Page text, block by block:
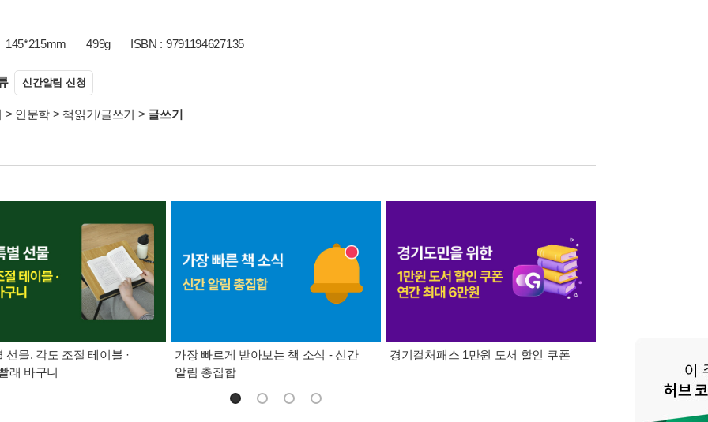
145*215mm 499g ISBN : 9791194627135
신간알림 신청
> 인문학 > 책읽기/글쓰기 > 글쓰기
선물. 각도 조절 테이블 ·
래 바구니
가장 빠르게 받아보는 책 소식 - 신간
알림 총집합
경기컬처패스 1만원 도서 할인 쿠폰